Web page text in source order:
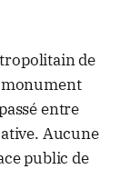
de
monument
entre
Aucune
public de